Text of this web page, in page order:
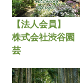
【法人会員】
株式会社渋谷園
芸